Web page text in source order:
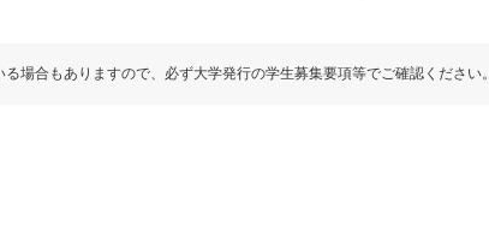
場合もありますので、必ず大学発行の学生募集要項等でご確認ください。